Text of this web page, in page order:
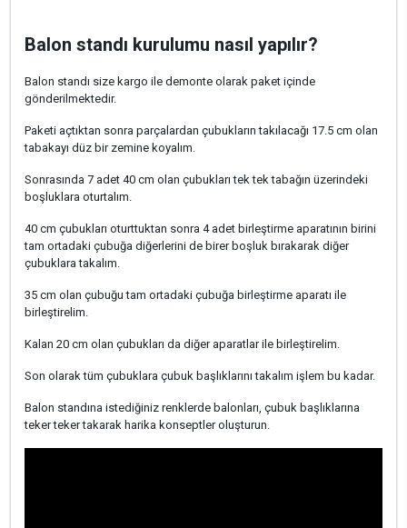
Balon standı kurulumu nasıl yapılır?
Balon standı size kargo ile demonte olarak paket içinde
gönderilmektedir.
Paketi açtıktan sonra parçalardan çubukların takılacağı 17.5 cm olan
tabakayı düz bir zemine koyalım.
Sonrasında 7 adet 40 cm olan çubukları tek tek tabağın üzerindeki
boşluklara oturtalım.
40 cm çubukları oturttuktan sonra 4 adet birleştirme aparatının birini
tam ortadaki çubuğa diğerlerini de birer boşluk bırakarak diğer
çubuklara takalım.
35 cm olan çubuğu tam ortadaki çubuğa birleştirme aparatı ile
birleştirelim.
Kalan 20 cm olan çubukları da diğer aparatlar ile birleştirelim.
Son olarak tüm çubuklara çubuk başlıklarını takalım işlem bu kadar.
Balon standına istediğiniz renklerde balonları, çubuk başlıklarına
teker teker takarak harika konseptler oluşturun.